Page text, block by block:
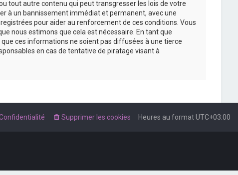
tout autre contenu qui peut transgresser les lois de votre
à un bannissement immédiat et permanent, avec une
pour aider au renforcement de ces conditions. Vous
nous estimons que cela est nécessaire. En tant que
ces informations ne soient pas diffusées à une tierce
en cas de tentative de piratage visant à
Heures au formatUTC+03:00
Supprimer les cookies